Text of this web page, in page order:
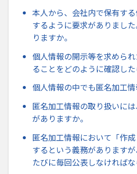
本人から、会社内で保有す
するように要求がありまし
りますか。
個人情報の開示等を求めら
ることをどのように確認した
個人情報の中でも匿名加工情
匿名加工情報の取り扱いに
がありますか。
匿名加工情報において「作
するという義務があります
たびに毎回公表しなければな